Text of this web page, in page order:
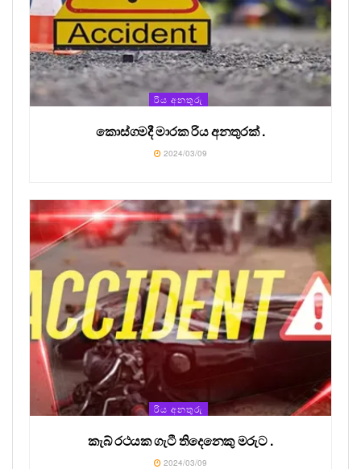
රිය අනතුරු
කොස්ගමදී මාරක රිය අනතුරක් .
2024/03/09
රිය අනතුරු
කැබ් රථයක ගැටී තිදෙනෙකු මරුට .
2024/03/09